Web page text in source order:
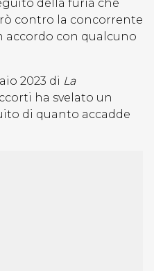
della furia che
contro la concorrente
accordo con qualcuno
2023 di La
ha svelato un
di quanto accadde